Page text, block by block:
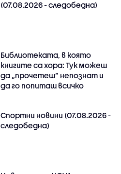
(07.08.2026 - следобедна)
Библиотеката, в която
книгите са хора: Тук можеш
да „прочетеш“ непознат и
да го попиташ всичко
Спортни новини (07.08.2026 -
следобедна)